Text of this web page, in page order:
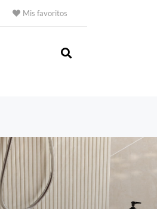
Mis favoritos